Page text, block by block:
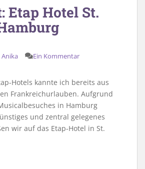
Etap Hotel St.
Anika Ein Kommentar
Hotels kannte ich bereits aus
Frankreichurlauben. Aufgrund
in Hamburg
und zentral gelegenes
wir auf das Etap-Hotel in St.